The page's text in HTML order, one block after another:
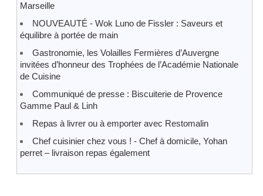
Marseille
NOUVEAUTÉ - Wok Luno de Fissler : Saveurs et
équilibre à portée de main
Gastronomie, les Volailles Fermières d’Auvergne
invitées d’honneur des Trophées de l’Académie Nationale
de Cuisine
Communiqué de presse : Biscuiterie de Provence
Gamme Paul & Linh
Repas à livrer ou à emporter avec Restomalin
Chef cuisinier chez vous ! - Chef à domicile, Yohan
perret – livraison repas également